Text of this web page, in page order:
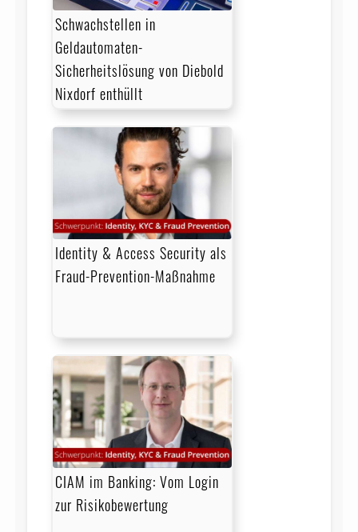
Schwachstellen in
Geldautomaten-
Sicherheitslösung von Diebold
Nixdorf enthüllt
Identity & Access Security als
Fraud-Prevention-Maßnahme
CIAM im Banking: Vom Login
zur Risikobewertung